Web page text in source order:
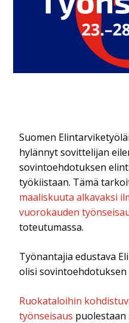
Suomen
hylännyt sovittelijan
sovintoehdotuksen
työkiistaan. Tämä
maaliskuuta alkavaksi
vuorokauden
toteutumassa.
Työnantajia edustava
olisi sovintoehdotuksen
Ruokataloihin
työnseisaus puolestaan